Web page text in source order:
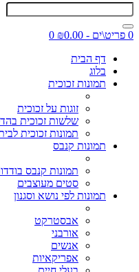
0 פריט\ים - ₪0.00
0
דף הבית
בלוג
תמונות זכוכית
זוגות על זכוכית
שלשות זכוכית
תמונות זכוכית
תמונות קנבס
תמונות קנבס
סטים מעוצבים
תמונות לפי נושא וסגנון
אבסטרקט
אורבני
אנשים
אפריקאיות